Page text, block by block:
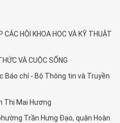
CÁC HỘI KHOA HỌC VÀ KỸ THUẬT
VÀ CUỘC SỐNG
Báo chí - Bộ Thông tin và Truyền
Thị Mai Hương
Trần Hưng Đạo, quận Hoàn